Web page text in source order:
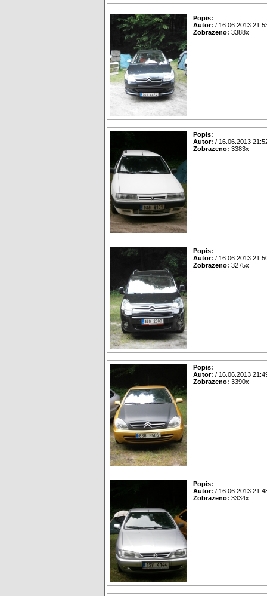
Popis:
Autor: / 16.06.2013
Zobrazeno: 3388x
Popis:
Autor: / 16.06.2013
Zobrazeno: 3383x
Popis:
Autor: / 16.06.2013
Zobrazeno: 3275x
Popis:
Autor: / 16.06.2013
Zobrazeno: 3390x
Popis:
Autor: / 16.06.2013
Zobrazeno: 3334x